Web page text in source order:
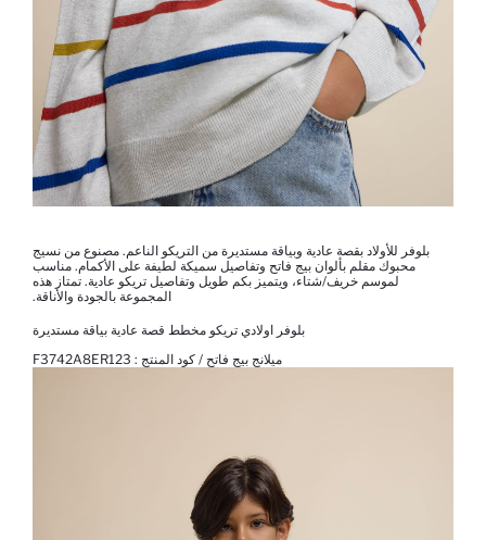
بلوفر للأولاد بقصة عادية وبياقة مستديرة من التريكو الناعم. مصنوع من نسيج
محبوك مقلم بألوان بيج فاتح وتفاصيل سميكة لطيفة على الأكمام. مناسب
لموسم خريف/شتاء، ويتميز بكم طويل وتفاصيل تريكو عادية. تمتاز هذه
المجموعة بالجودة والأناقة.
بلوفر اولادي تريكو مخطط قصة عادية بياقة مستديرة
ميلانج بيج فاتح / كود المنتج : F3742A8ER123